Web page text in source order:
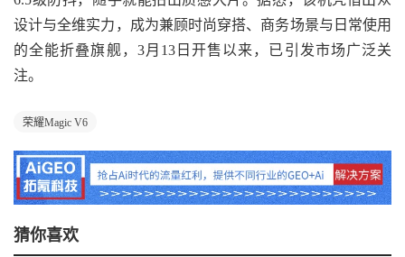
设计与全维实力，成为兼顾时尚穿搭、商务场景与日常使用
的全能折叠旗舰，3月13日开售以来，已引发市场广泛关
注。
荣耀Magic V6
猜你喜欢